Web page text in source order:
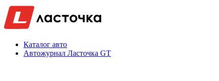
Каталог авто
Автожурнал Ласточка GT